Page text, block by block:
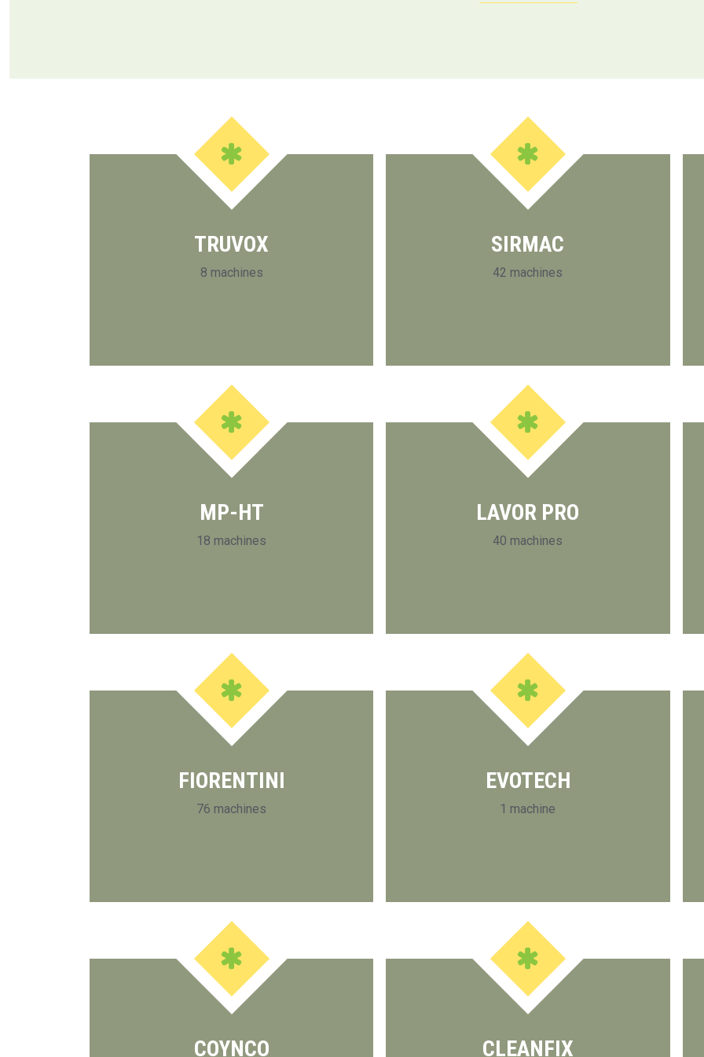
TRUVOX
8 machines
SIRMAC
42 machines
MP-HT
18 machines
LAVOR PRO
40 machines
FIORENTINI
76 machines
EVOTECH
1 machine
COYNCO CLEANFIX